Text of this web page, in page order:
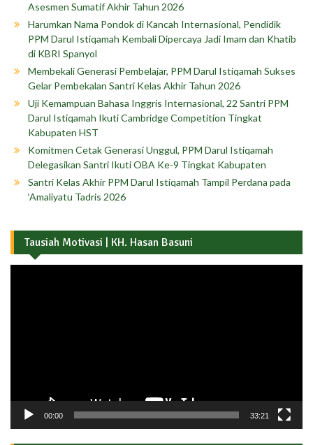
Asesmen Sumatif Akhir Tahun 2026
Harumkan Nama Pondok di Kancah Internasional, Pendidik
PPM Darul Istiqamah Kembali Dipercaya Jadi Imam dan Khatib
di KBRI Spanyol
Membekali Generasi Pembelajar, PPM Darul Istiqamah Sukses
Gelar Pembekalan Santri Kelas Akhir Tahun 2026
Uji Kemampuan Bahasa Inggris Internasional, 22 Santri PPM
Darul Istiqamah Ikuti Cambridge Competition Tingkat
Kabupaten HST
Komitmen Cetak Generasi Unggul, PPM Darul Istiqamah
Delegasikan Santri Ikuti OBA Ke-9 Tingkat Kabupaten
Santri Kelas Akhir PPM Darul Istiqamah Tampil Perdana pada
‘Amaliyatu Tadris 2026
Tausiah Motivasi | KH. Hasan Basuni
00:00 33:21